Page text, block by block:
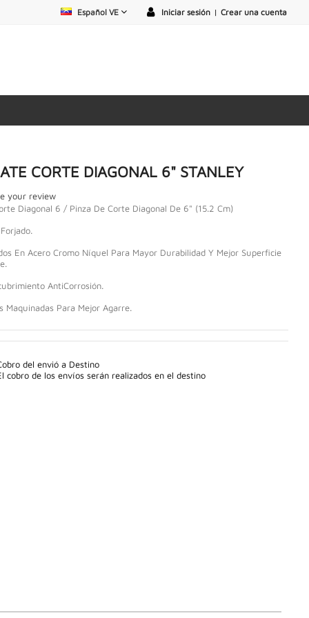
Iniciar sesión | Crear una cuenta
Español VE
CORTE DIAGONAL 6" STANLEY
your review
Diagonal 6 / Pinza De Corte Diagonal De 6" (15.2 Cm)
En Acero Cromo Níquel Para Mayor Durabilidad Y Mejor Superficie
AntiCorrosión.
Maquinadas Para Mejor Agarre.
del envió a Destino
cobro de los envíos serán realizados en el destino